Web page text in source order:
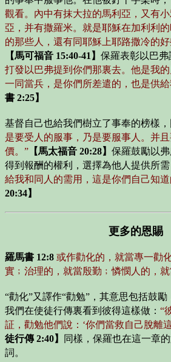
觀看。內中有抹大拉的馬利亞，又有
亞，并有撒羅米。就是耶穌在加利利
的那些人，還有同耶穌上耶路撒冷的
【馬可福音 15:40-41】 保羅表彰以巴弗
打發以巴弗提到你們那裏去。他是我的
一同當兵，是你們所差遣的，也是供
書 2:25】
基督自己也給我們樹立了事奉的榜樣
是要受人的服事，乃是要服事人。并
價。” 【馬太福音 20:28】 保羅鼓勵以
得到報酬的權利，選擇為他人提供所需
給我和同人的需用，這是你們自己知道
20:34】
更多的恩賜
羅馬書 12:8 或作勸化的，就當專一勸
實﹔治理的，就當殷勤﹔憐憫人的，就
“勸化”又譯作“勸勉”，其意思包括鼓勵
我們在使徒行傳裏看到彼得這樣做： “
証，勸勉他們說：‘你們當救自己脫離
徒行傳 2:40】
同樣，保羅也在這一章
詞。